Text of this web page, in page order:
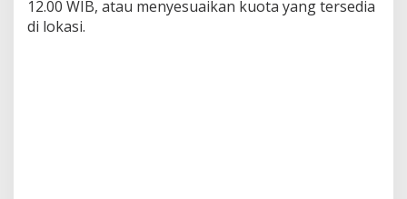
12.00 WIB, atau menyesuaikan kuota yang tersedia
di lokasi.